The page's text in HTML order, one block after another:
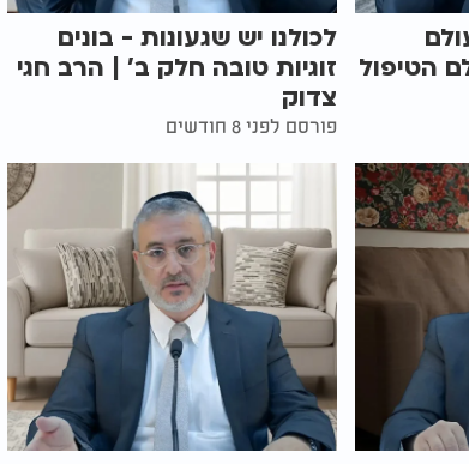
הטיפול
לכולנו יש שגעונות - בונים
זוגיות טובה חלק ב' | הרב חגי
צדוק
פורסם לפני 8 חודשים